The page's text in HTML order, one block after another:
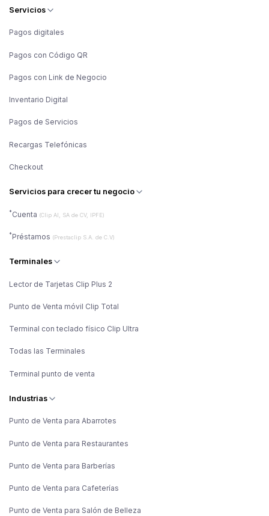
Terminales
Lector de Tarjetas Clip Plus 2
Punto de Venta móvil Clip Total
Terminal con teclado físico Clip Ultra
Todas las Terminales
Terminal punto de venta
Industrias
Punto de Venta para Abarrotes
Punto de Venta para Restaurantes
Punto de Venta para Barberías
Punto de Venta para Cafeterías
Punto de Venta para Salón de Belleza
Servicios
Pagos digitales
Pagos con Código QR
Pagos con Link de Negocio
Inventario Digital
Pagos de Servicios
Recargas Telefónicas
Checkout
Servicios para crecer tu negocio
*Cuenta (Clip AI, SA de CV, IPFE)
*Préstamos (Prestaclip S.A. de C.V)